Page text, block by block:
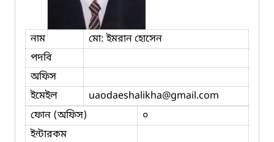
নাম
মো: ইমরান হোসেন
পদবি
অফিস
ইমেইল
uaodaeshalikha@gmail.com
ফোন (অফিস)
০
ইন্টারকম